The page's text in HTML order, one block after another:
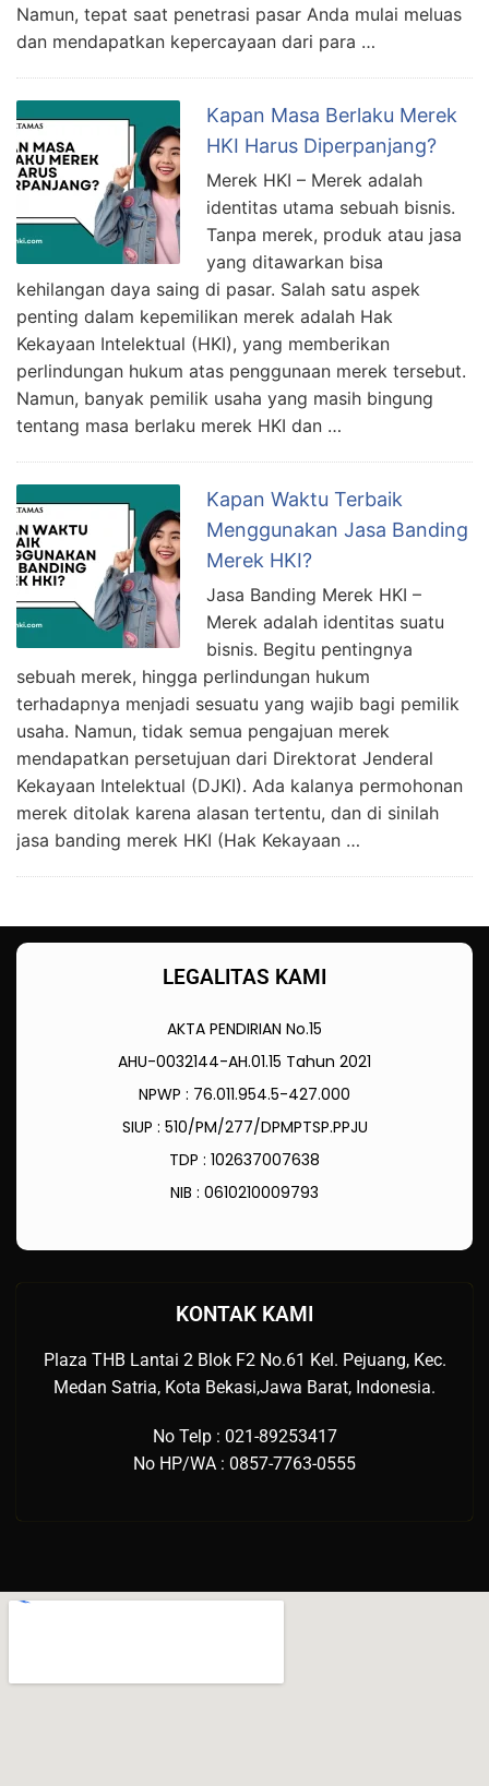
Namun, tepat saat penetrasi pasar Anda mulai meluas
dan mendapatkan kepercayaan dari para …
Kapan Masa Berlaku Merek
HKI Harus Diperpanjang?
Merek HKI – Merek adalah
identitas utama sebuah bisnis.
Tanpa merek, produk atau jasa
yang ditawarkan bisa
kehilangan daya saing di pasar. Salah satu aspek
penting dalam kepemilikan merek adalah Hak
Kekayaan Intelektual (HKI), yang memberikan
perlindungan hukum atas penggunaan merek tersebut.
Namun, banyak pemilik usaha yang masih bingung
tentang masa berlaku merek HKI dan …
Kapan Waktu Terbaik
Menggunakan Jasa Banding
Merek HKI?
Jasa Banding Merek HKI –
Merek adalah identitas suatu
bisnis. Begitu pentingnya
sebuah merek, hingga perlindungan hukum
terhadapnya menjadi sesuatu yang wajib bagi pemilik
usaha. Namun, tidak semua pengajuan merek
mendapatkan persetujuan dari Direktorat Jenderal
Kekayaan Intelektual (DJKI). Ada kalanya permohonan
merek ditolak karena alasan tertentu, dan di sinilah
jasa banding merek HKI (Hak Kekayaan …
LEGALITAS KAMI
AKTA PENDIRIAN No.15
AHU-0032144-AH.01.15 Tahun 2021
NPWP : 76.011.954.5-427.000
SIUP : 510/PM/277/DPMPTSP.PPJU
TDP : 102637007638
NIB : 0610210009793
KONTAK KAMI
Plaza THB Lantai 2 Blok F2 No.61 Kel. Pejuang, Kec.
Medan Satria, Kota Bekasi,Jawa Barat, Indonesia.
No Telp : 021-89253417
No HP/WA : 0857-7763-0555